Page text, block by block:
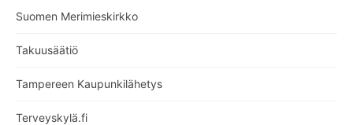
Suomen Merimieskirkko
Takuusäätiö
Tampereen Kaupunkilähetys
Terveyskylä.fi